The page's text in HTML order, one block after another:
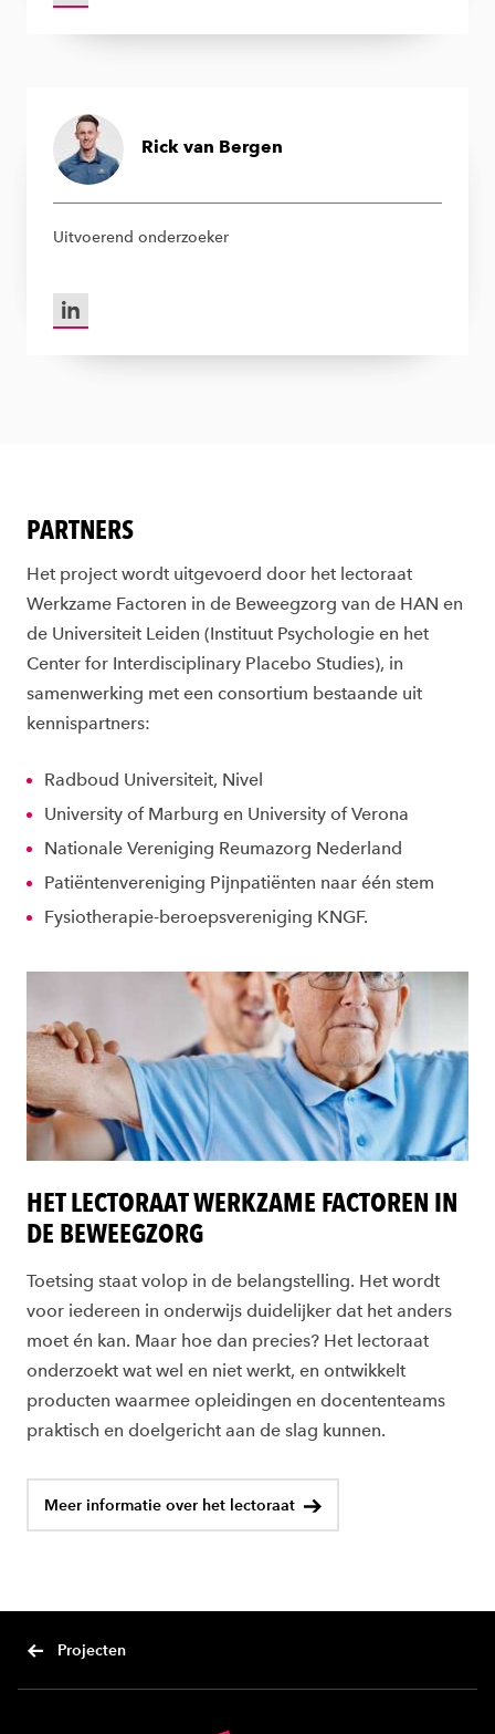
Rick van Bergen
Uitvoerend onderzoeker
LinkedIn van Rick van Bergen
PARTNERS
Het project wordt uitgevoerd door het lectoraat
Werkzame Factoren in de Beweegzorg van de HAN en
de Universiteit Leiden (Instituut Psychologie en het
Center for Interdisciplinary Placebo Studies), in
samenwerking met een consortium bestaande uit
kennispartners:
Radboud Universiteit, Nivel
University of Marburg en University of Verona
Nationale Vereniging Reumazorg Nederland
Patiëntenvereniging Pijnpatiënten naar één stem
Fysiotherapie-beroepsvereniging KNGF.
HET LECTORAAT WERKZAME FACTOREN IN
DE BEWEEGZORG
Toetsing staat volop in de belangstelling. Het wordt
voor iedereen in onderwijs duidelijker dat het anders
moet én kan. Maar hoe dan precies? Het lectoraat
onderzoekt wat wel en niet werkt, en ontwikkelt
producten waarmee opleidingen en docententeams
praktisch en doelgericht aan de slag kunnen.
Meer informatie over het lectoraat
Projecten